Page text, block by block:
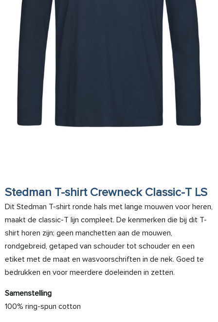
Stedman T-shirt Crewneck Classic-T LS
Dit Stedman T-shirt ronde hals met lange mouwen voor heren,
maakt de classic-T lijn compleet. De kenmerken die bij dit T-
shirt horen zijn; geen manchetten aan de mouwen,
rondgebreid, getaped van schouder tot schouder en een
etiket met de maat en wasvoorschriften in de nek. Goed te
bedrukken en voor meerdere doeleinden in zetten.
Samenstelling
100% ring-spun cotton